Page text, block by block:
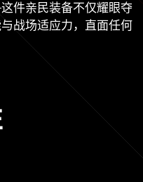
件亲民装备不仅耀眼夺
战场适应力，直面任何